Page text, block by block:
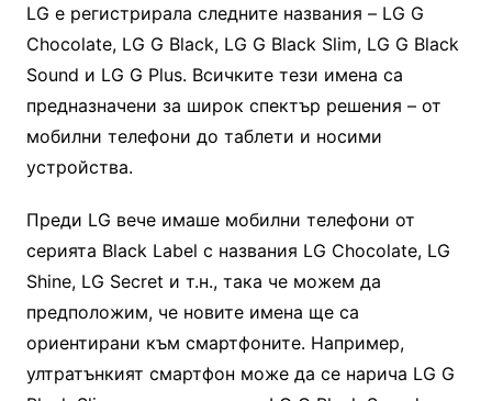
LG е регистрирала следните названия – LG G
Chocolate, LG G Black, LG G Black Slim, LG G Black
Sound и LG G Plus. Всичките тези имена са
предназначени за широк спектър решения – от
мобилни телефони до таблети и носими
устройства.
Преди LG вече имаше мобилни телефони от
серията Black Label с названия LG Chocolate, LG
Shine, LG Secret и т.н., така че можем да
предположим, че новите имена ще са
ориентирани към смартфоните. Например,
ултратънкият смартфон може да се нарича LG G